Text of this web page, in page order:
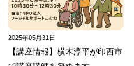
2025年05月31日
【講座情報】横木淳平が印西市